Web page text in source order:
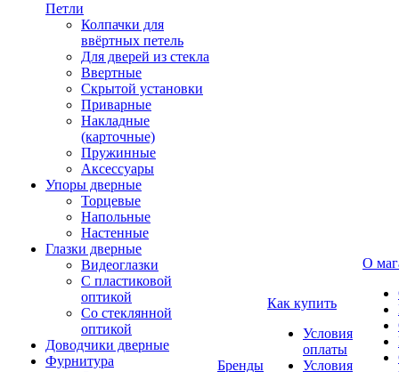
Петли
Колпачки для
ввёртных петель
Для дверей из стекла
Ввертные
Скрытой установки
Приварные
Накладные
(карточные)
Пружинные
Аксессуары
Упоры дверные
Торцевые
Напольные
Настенные
Глазки дверные
Видеоглазки
С пластиковой
оптикой
Со стеклянной
оптикой
Доводчики дверные
Фурнитура
Бренды
Как купить
Условия
оплаты
Условия
О